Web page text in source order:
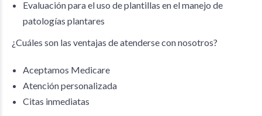
Evaluación para el uso de plantillas en el manejo de
patologías plantares
¿Cuáles son las ventajas de atenderse con nosotros?
Aceptamos Medicare
Atención personalizada
Citas inmediatas